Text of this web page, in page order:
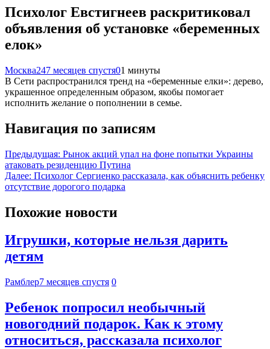
Психолог Евстигнеев раскритиковал
объявления об установке «беременных
елок»
Москва247 месяцев спустя01 минуты
В Сети распространился тренд на «беременные елки»: дерево,
украшенное определенным образом, якобы помогает
исполнить желание о пополнении в семье.
Навигация по записям
Предыдущая: Рынок акций упал на фоне попытки Украины
атаковать резиденцию Путина
Далее: Психолог Сергиенко рассказала, как объяснить ребенку
отсутствие дорогого подарка
Похожие новости
Игрушки, которые нельзя дарить
детям
Рамблер7 месяцев спустя 0
Ребенок попросил необычный
новогодний подарок. Как к этому
относиться, рассказала психолог